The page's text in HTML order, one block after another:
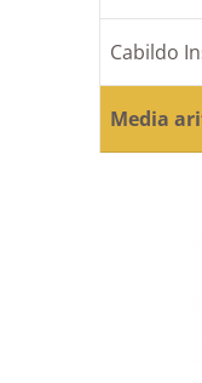
Cabildo
Media